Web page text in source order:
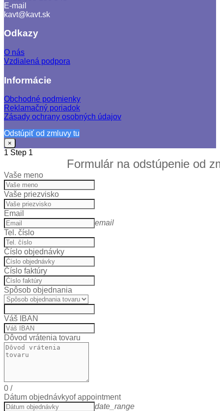
E-mail
kavt@kavt.sk
Odkazy
O nás
Vzdialená podpora
Informácie
Obchodné podmienky
Reklamačný poriadok
Zásady ochrany osobných údajov
Odstúpiť od zmluvy tu
×
1 Step 1
Formulár na odstúpenie od
Vaše meno
Vaše priezvisko
Email
email
Tel. číslo
Číslo objednávky
Číslo faktúry
Spôsob objednania
Váš IBAN
Dôvod vrátenia tovaru
0 /
Dátum objednávkyof appointment
date_range